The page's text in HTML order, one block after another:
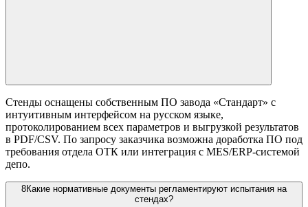
Стенды оснащены собственным ПО завода «Стандарт» с
интуитивным интерфейсом на русском языке,
протоколированием всех параметров и выгрузкой результатов
в PDF/CSV. По запросу заказчика возможна доработка ПО под
требования отдела ОТК или интеграция с MES/ERP-системой
депо.
8Какие нормативные документы регламентируют испытания на
стендах?